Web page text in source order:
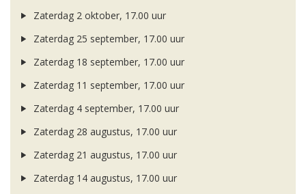
Zaterdag 2 oktober, 17.00 uur
Zaterdag 25 september, 17.00 uur
Zaterdag 18 september, 17.00 uur
Zaterdag 11 september, 17.00 uur
Zaterdag 4 september, 17.00 uur
Zaterdag 28 augustus, 17.00 uur
Zaterdag 21 augustus, 17.00 uur
Zaterdag 14 augustus, 17.00 uur